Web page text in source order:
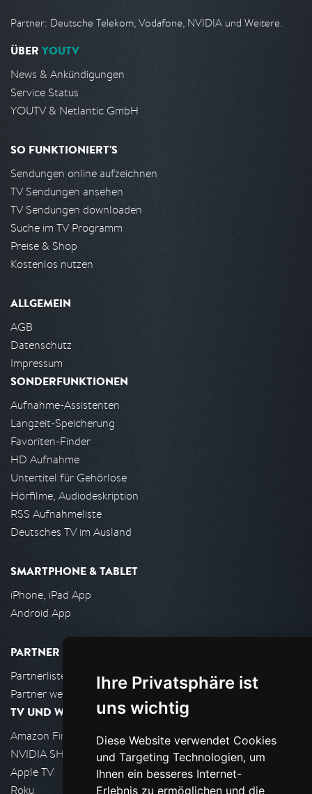
Ihre Privatsphäre ist
uns wichtig
Diese Website verwendet Cookies
und Targeting Technologien, um
Ihnen ein besseres Internet-
Erlebnis zu ermöglichen und die
Partner: Deutsche Telekom, Vodafone, NVIDIA und Weitere.
ÜBER YOUTV
News & Ankündigungen
Service Status
YOUTV & Netlantic GmbH
SO FUNKTIONIERT'S
Sendungen online aufzeichnen
TV Sendungen ansehen
TV Sendungen downloaden
Suche im TV Programm
Preise & Shop
Kostenlos nutzen
ALLGEMEIN
AGB
Datenschutz
Impressum
SONDERFUNKTIONEN
Aufnahme-Assistenten
Langzeit-Speicherung
Favoriten-Finder
HD Aufnahme
Untertitel für Gehörlose
Hörfilme, Audiodeskription
RSS Aufnahmeliste
Deutsches TV im Ausland
SMARTPHONE & TABLET
iPhone, iPad App
Android App
PARTNER
Partnerliste
Partner werden
TV UND WOHNZIMMER
Amazon FireTV
NVIDIA SHIELD, Google TV
Apple TV
Roku